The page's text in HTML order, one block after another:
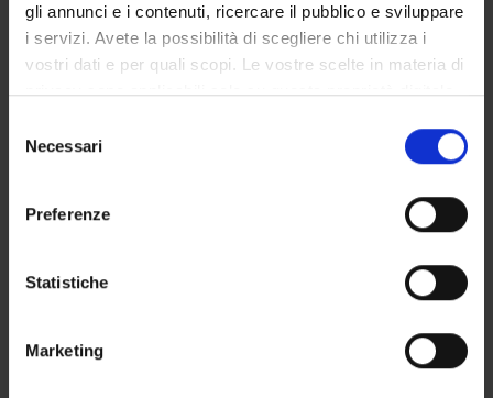
gli annunci e i contenuti, ricercare il pubblico e sviluppare
i servizi. Avete la possibilità di scegliere chi utilizza i
vostri dati e per quali scopi. Le vostre scelte in materia di
privacy sono applicabili solo su questa proprietà digitale
modificare o revocare il proprio consenso in qualsiasi
momento dalla Dichiarazione sui cookie o facendo clic
raccogliere informazioni sulla tua posizione
geografica, con un'approssimazione di qualche
Identificare il tuo dispositivo, scansionandolo
delNecessari
Preferenze
Statistiche
Marketing
RESEARCH LABORATORIES
RESEARCH CENTRES